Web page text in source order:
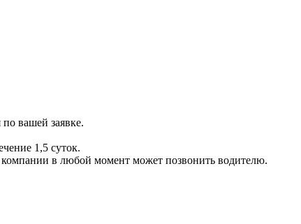
вашей заявке.
1,5 суток.
в любой момент может позвонить водителю.